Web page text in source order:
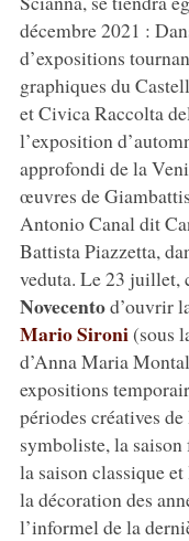
décembre 2021 :
d’expositions
graphiques du
et Civica Raccolta
l’exposition
approfondi de la
œuvres de
Antonio Canal dit
Battista Piazzetta,
veduta. Le 23 juillet,
Novecentod’ouvrir
Mario Sironi(sous
d’Anna Maria
expositions
périodes créatives
symboliste, la
la saison classique
la décoration des
l’informel de la